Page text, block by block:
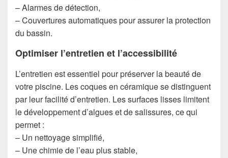
– Alarmes de détection,
– Couvertures automatiques pour assurer la protection
du bassin.
Optimiser l’entretien et l’accessibilité
L’entretien est essentiel pour préserver la beauté de
votre piscine. Les coques en céramique se distinguent
par leur facilité d’entretien. Les surfaces lisses limitent
le développement d’algues et de salissures, ce qui
permet :
– Un nettoyage simplifié,
– Une chimie de l’eau plus stable,